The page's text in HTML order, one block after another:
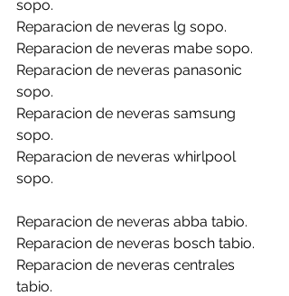
sopo.
Reparacion de neveras lg sopo.
Reparacion de neveras mabe sopo.
Reparacion de neveras panasonic
sopo.
Reparacion de neveras samsung
sopo.
Reparacion de neveras whirlpool
sopo.
Reparacion de neveras abba tabio.
Reparacion de neveras bosch tabio.
Reparacion de neveras centrales
tabio.